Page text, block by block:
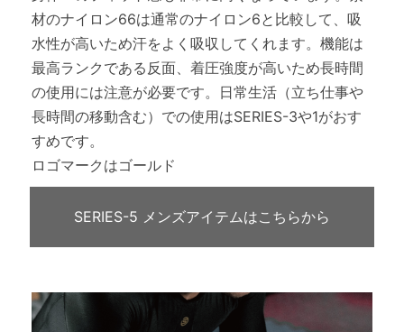
材のナイロン66は通常のナイロン6と比較して、吸
水性が高いため汗をよく吸収してくれます。機能は
最高ランクである反面、着圧強度が高いため長時間
の使用には注意が必要です。日常生活（立ち仕事や
長時間の移動含む）での使用はSERIES-3や1がおす
すめです。
ロゴマークはゴールド
SERIES-5 メンズアイテムはこちらから